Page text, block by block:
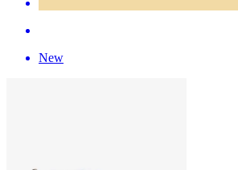
New